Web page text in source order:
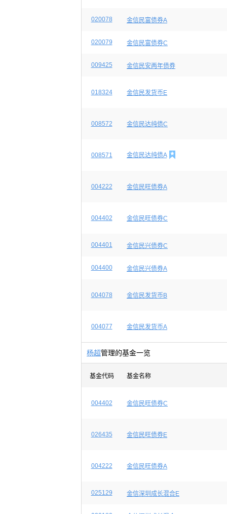
020078 金信民富债券A
020079 金信民富债券C
009425 金信民安两年债券
018324 金信民发货币E
008572 金信民达纯债C
008571 金信民达纯债A 
004222 金信民旺债券A
004402 金信民旺债券C
004401 金信民兴债券C
004400 金信民兴债券A
004078 金信民发货币B
004077 金信民发货币A
杨超管理的基金一览
基金代码 基金名称
004402 金信民旺债券C
026435 金信民旺债券E
004222 金信民旺债券A
025129 金信深圳成长混合E